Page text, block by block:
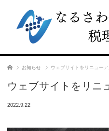
ホーム お知らせ ウェブサイトをリニューア
ウェブサイトをリニ
2022.9.22